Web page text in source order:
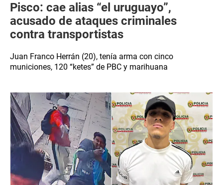
Pisco: cae alias “el uruguayo”,
acusado de ataques criminales
contra transportistas
Juan Franco Herrán (20), tenía arma con cinco
municiones, 120 “ketes” de PBC y marihuana